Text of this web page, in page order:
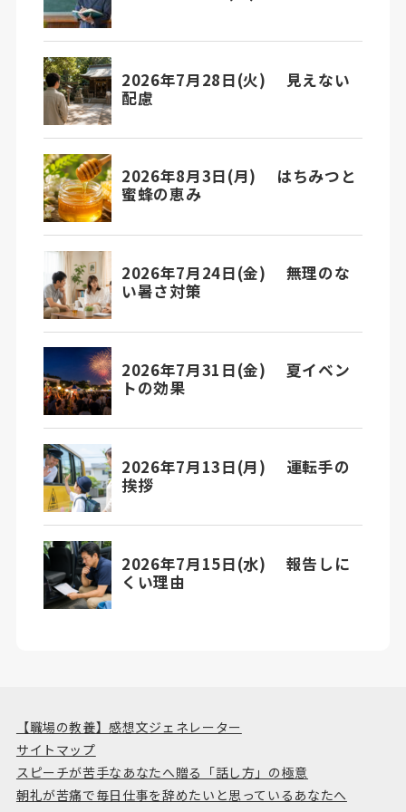
【職場の教養】感想文ジェネレーター
サイトマップ
スピーチが苦手なあなたへ贈る「話し方」の極意
朝礼が苦痛で毎日仕事を辞めたいと思っているあなたへ